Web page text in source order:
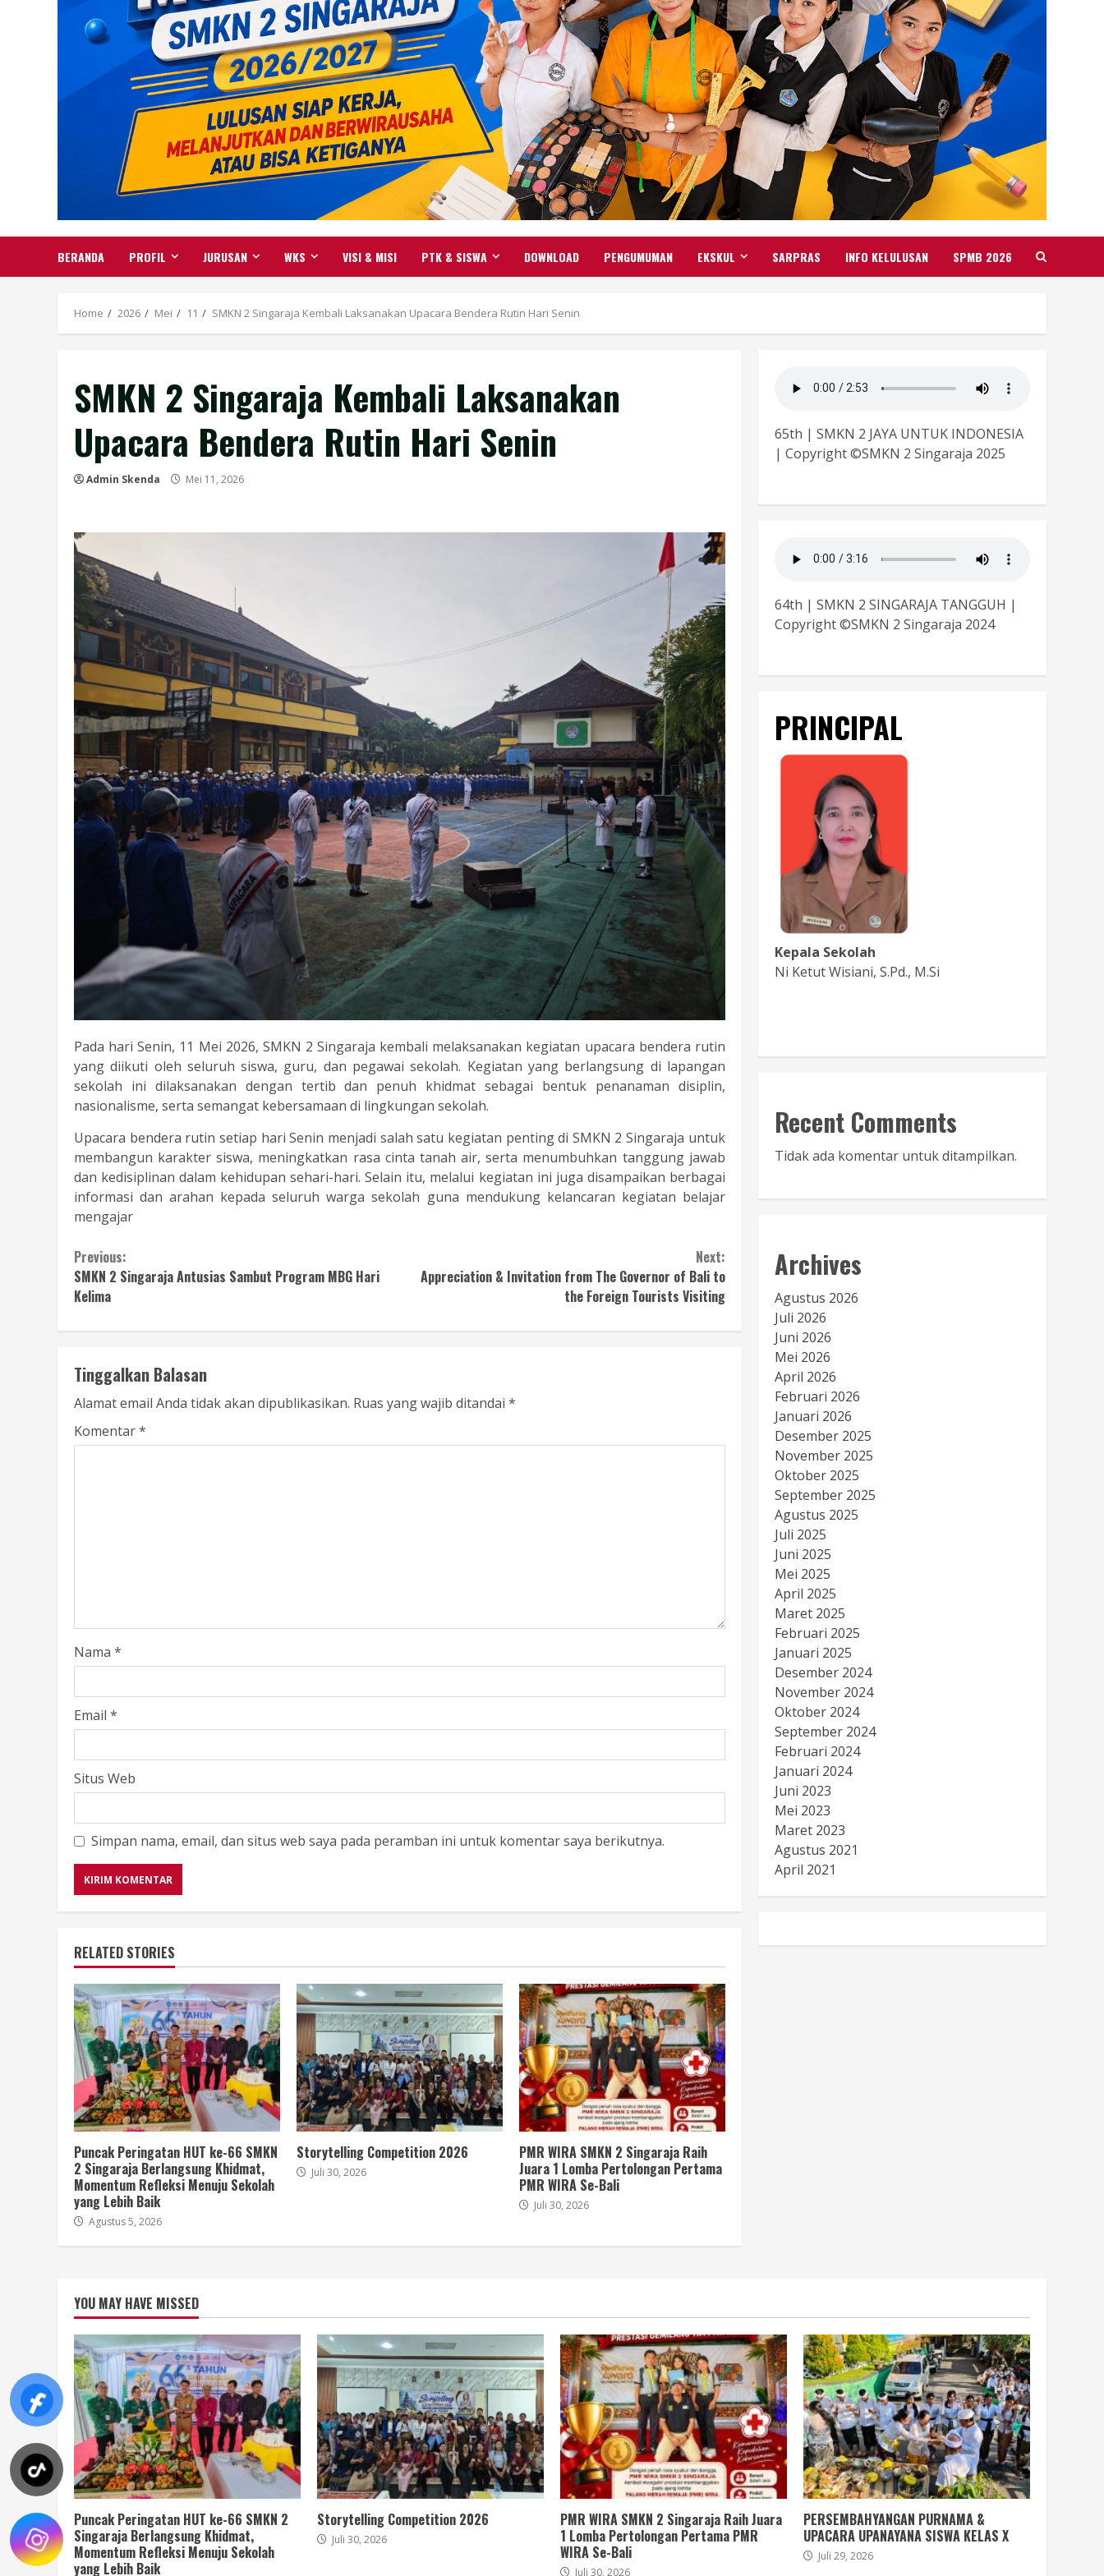
BERANDA PROFIL JURUSAN WKS VISI & MISI PTK & SISWA DOWNLOAD PENGUMUMAN EKSKUL SARPRAS INFO KELULUSAN SPMB 2026
Home 2026 Mei 11 SMKN 2 Singaraja Kembali Laksanakan Upacara Bendera Rutin Hari Senin
SMKN 2 Singaraja Kembali Laksanakan
Upacara Bendera Rutin Hari Senin
Admin Skenda Mei 11, 2026
Pada hari Senin, 11 Mei 2026, SMKN 2 Singaraja kembali melaksanakan kegiatan upacara bendera rutin
yang diikuti oleh seluruh siswa, guru, dan pegawai sekolah. Kegiatan yang berlangsung di lapangan
sekolah ini dilaksanakan dengan tertib dan penuh khidmat sebagai bentuk penanaman disiplin,
nasionalisme, serta semangat kebersamaan di lingkungan sekolah.
Upacara bendera rutin setiap hari Senin menjadi salah satu kegiatan penting di SMKN 2 Singaraja untuk
membangun karakter siswa, meningkatkan rasa cinta tanah air, serta menumbuhkan tanggung jawab
dan kedisiplinan dalam kehidupan sehari-hari. Selain itu, melalui kegiatan ini juga disampaikan berbagai
informasi dan arahan kepada seluruh warga sekolah guna mendukung kelancaran kegiatan belajar
mengajar
Continue
Reading
Previous:
SMKN 2 Singaraja Antusias Sambut Program MBG Hari
Kelima
Next:
Appreciation & Invitation from The Governor of Bali to
the Foreign Tourists Visiting
Tinggalkan Balasan
Alamat email Anda tidak akan dipublikasikan. Ruas yang wajib ditandai *
Komentar*
Nama *
Email *
Situs Web
Simpan nama, email, dan situs web saya pada peramban ini untuk komentar saya berikutnya.
RELATED STORIES
Puncak Peringatan HUT ke-66 SMKN
2 Singaraja Berlangsung Khidmat,
Momentum Refleksi Menuju Sekolah
yang Lebih Baik
Agustus 5, 2026
Storytelling Competition 2026
Juli 30, 2026
PMR WIRA SMKN 2 Singaraja Raih
Juara 1 Lomba Pertolongan Pertama
PMR WIRA Se-Bali
Juli 30, 2026
65th | SMKN 2 JAYA UNTUK INDONESIA
| Copyright ©SMKN 2 Singaraja 2025
64th | SMKN 2 SINGARAJA TANGGUH |
Copyright ©SMKN 2 Singaraja 2024
PRINCIPAL
Kepala Sekolah
Ni Ketut Wisiani, S.Pd., M.Si
Recent Comments
Tidak ada komentar untuk ditampilkan.
Archives
Agustus 2026
Juli 2026
Juni 2026
Mei 2026
April 2026
Februari 2026
Januari 2026
Desember 2025
November 2025
Oktober 2025
September 2025
Agustus 2025
Juli 2025
Juni 2025
Mei 2025
April 2025
Maret 2025
Februari 2025
Januari 2025
Desember 2024
November 2024
Oktober 2024
September 2024
Februari 2024
Januari 2024
Juni 2023
Mei 2023
Maret 2023
Agustus 2021
April 2021
YOU MAY HAVE MISSED
Puncak Peringatan HUT ke-66 SMKN 2
Singaraja Berlangsung Khidmat,
Momentum Refleksi Menuju Sekolah
yang Lebih Baik
Storytelling Competition 2026
Juli 30, 2026
PMR WIRA SMKN 2 Singaraja Raih Juara
1 Lomba Pertolongan Pertama PMR
WIRA Se-Bali
Juli 30, 2026
PERSEMBAHYANGAN PURNAMA &
UPACARA UPANAYANA SISWA KELAS X
Juli 29, 2026